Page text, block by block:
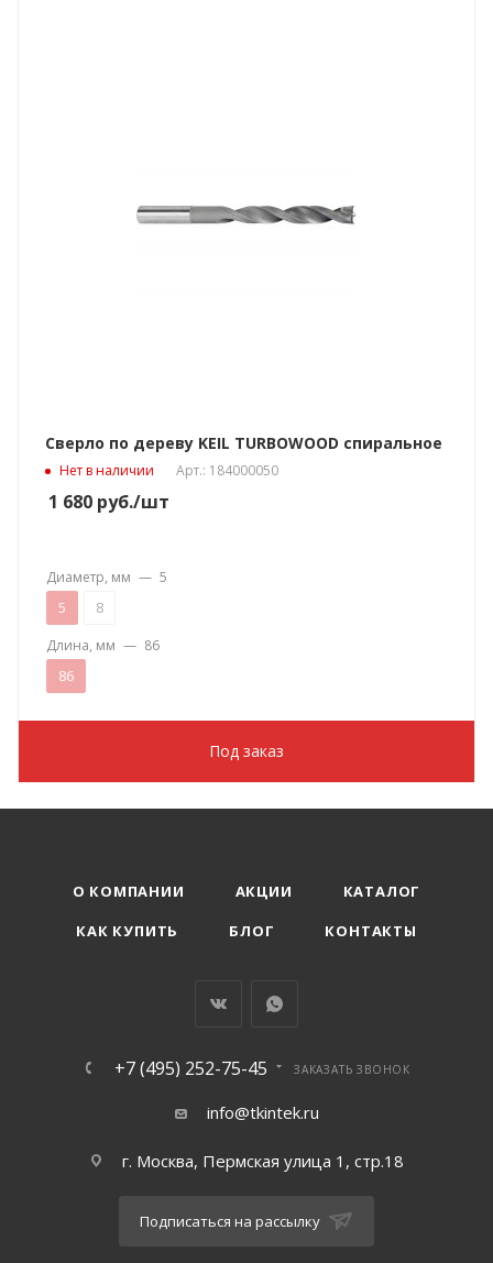
Сверло по дереву KEIL TURBOWOOD спиральное
Нет в наличии Арт.: 184000050
1 680 руб./шт
Под заказ
Диаметр, мм — 5
5 8
Длина, мм — 86
86
О КОМПАНИИ АКЦИИ
КАТАЛОГ
КАК КУПИТЬ
БЛОГ КОНТАКТЫ
+7 (495) 252-75-45 ЗАКАЗАТЬ ЗВОНОК
info@tkintek.ru
г. Москва, Пермская улица 1, стр.18
Подписаться на рассылку